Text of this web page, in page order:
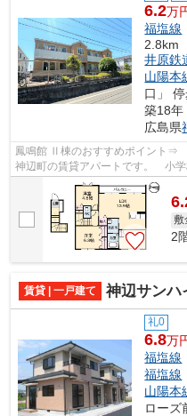
6.2万
福塩線
2.8km
井原鉄
山陽本
口」
築18年
広島県
鳳鳴館 Ⅱ棟のおすすめポイント⇒
神辺町の賃貸アパートです。 小
付き♪ 車で5分以内にコンビニやス
敷
2
賃貸 | 一戸建て 神辺サンハ
礼0
6.8万
福塩線
福塩線
山陽本
ローズ